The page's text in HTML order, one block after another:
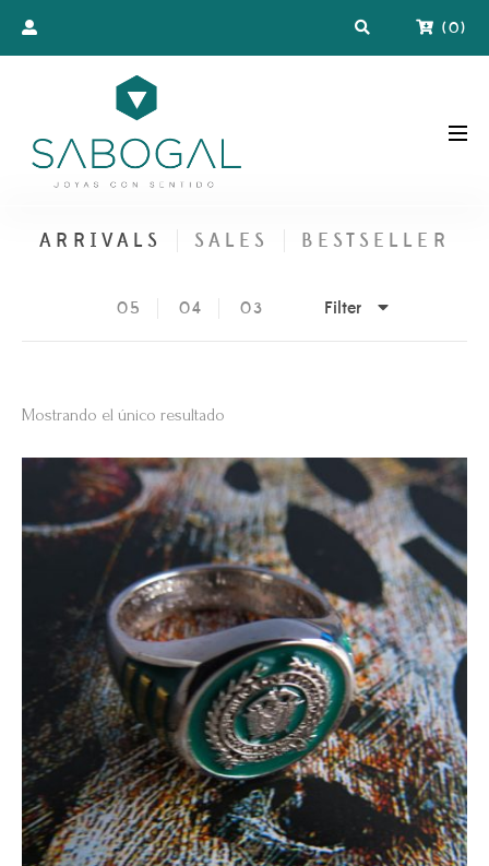
(0)
ARRIVALS SALES BESTSELLER
05 04 03 Filter
Mostrando el único resultado